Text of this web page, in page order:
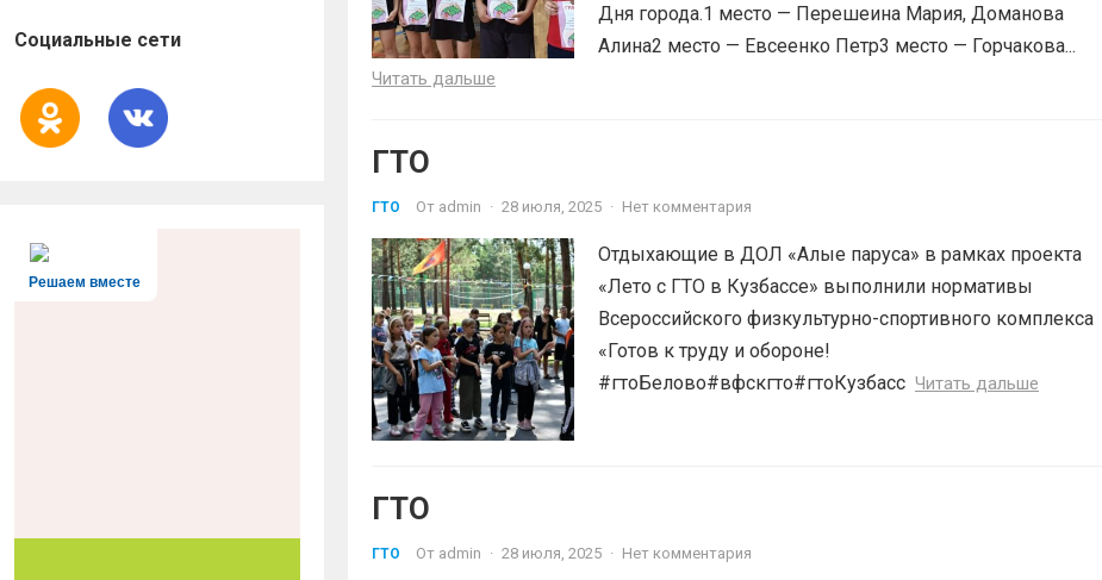
Социальные сети
Решаем вместе
Дня города.1 место — Перешеина Мария, Доманова
Алина2 место — Евсеенко Петр3 место — Горчакова...
Читать дальше
ГТО
ГТО От admin · 28 июля, 2025 · Нет комментария
Отдыхающие в ДОЛ «Алые паруса» в рамках проекта
«Лето с ГТО в Кузбассе» выполнили нормативы
Всероссийского физкультурно-спортивного комплекса
«Готов к труду и обороне!
#гтоБелово#вфскгто#гтоКузбасс ⁣⁣ Читать дальше
ГТО
ГТО От admin · 28 июля, 2025 · Нет комментария